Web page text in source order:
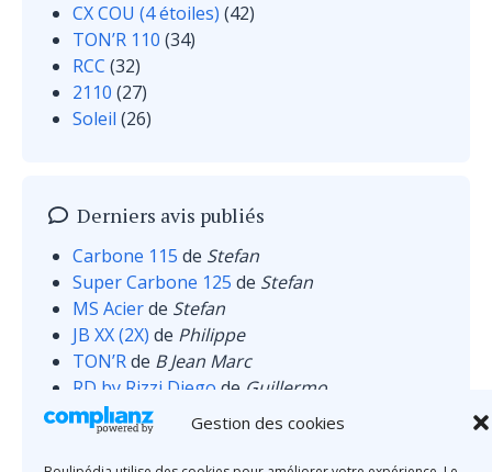
Gestion des cookies
CX COU (4 étoiles) (42)
TON’R 110 (34)
RCC (32)
2110 (27)
Soleil (26)
Derniers avis publiés
Carbone 115 de Stefan
Super Carbone 125 de Stefan
MS Acierde Stefan
JB XX (2X) de Philippe
TON’Rde B Jean Marc
RD by Rizzi Diego de Guillermo
MS Inoxde Wilczewski